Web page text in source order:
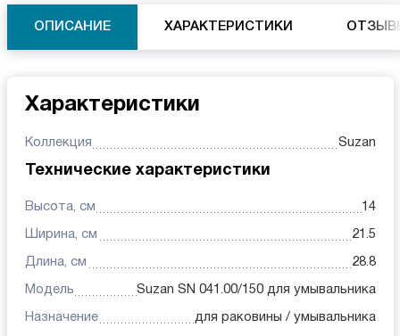
ОПИСАНИЕ ХАРАКТЕРИСТИКИ
Характеристики
Коллекция Suzan
Технические характеристики
Высота, см 14
Ширина, см 21.5
Длина, см 28.8
Модель Suzan SN 041.00/150 для умывальника
Назначение для раковины / умывальника